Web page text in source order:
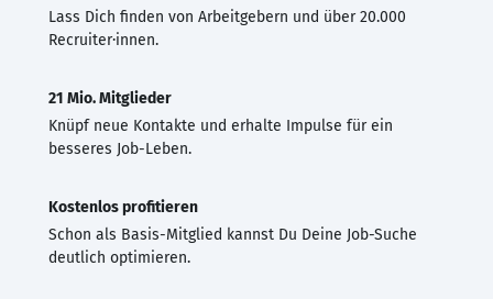
Lass Dich finden von Arbeitgebern und über 20.000
Recruiter·innen.
21 Mio. Mitglieder
Knüpf neue Kontakte und erhalte Impulse für ein
besseres Job-Leben.
Kostenlos profitieren
Schon als Basis-Mitglied kannst Du Deine Job-Suche
deutlich optimieren.